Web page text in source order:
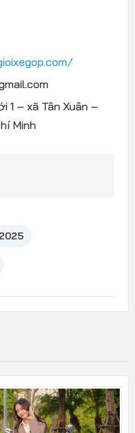
1 – xã Tân Xuân –
Minh